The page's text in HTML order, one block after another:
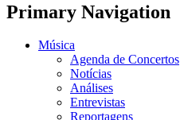
Primary Navigation
Música
Agenda de Concertos
Notícias
Análises
Entrevistas
Reportagens